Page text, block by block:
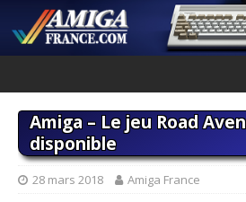
Amiga – Le jeu Road
disponible
28 mars 2018 Amiga France